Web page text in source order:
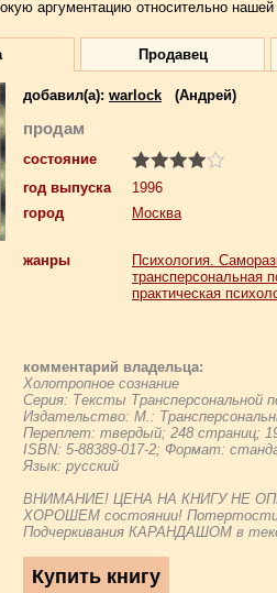
аргументацию относительно
Продавец
добавил(a): warlock (Андрей)
продам
состояние
год выпуска
1996
город
Москва
жанры
Психология.
трансперсональная
практическая
комментарий владельца:
Холотропное сознание
Серия: Тексты Трансперсональной
Издательство: М.:
Переплет: твердый; 248 страниц;
ISBN: 5-88389-017-2; Формат:
Язык: русский
ВНИМАНИЕ! ЦЕНА НА КНИГУ НЕ
ХОРОШЕМ состоянии!
Подчеркивания КАРАНДАШОМ в